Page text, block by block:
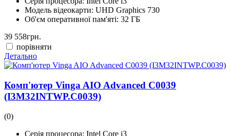
Модель відеокарти: UHD Graphics 730
Об'єм оперативної пам'яті: 32 ГБ
39 558грн.
порівняти
Детально
Комп'ютер Vinga AIO Advanced C0039
(I3M32INTWP.C0039)
(0)
Серія процесора: Intel Core i3